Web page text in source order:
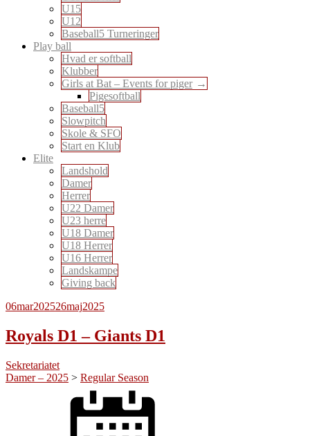
U15
U12
Baseball5 Turneringer
Play ball
Hvad er softball
Klubber
Girls at Bat – Events for piger
Pigesoftball
Baseball5
Slowpitch
Skole & SFO
Start en Klub
Elite
Landshold
Damer
Herrer
U22 Damer
U23 herre
U18 Damer
U18 Herrer
U16 Herrer
Landskampe
Giving back
06mar202526maj2025
Royals D1 – Giants D1
Sekretariatet
Damer – 2025 > Regular Season